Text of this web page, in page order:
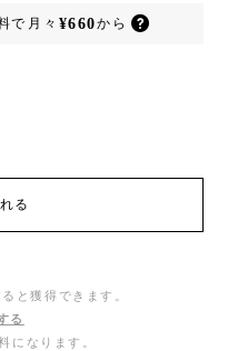
で 月々 ¥660から
る
と獲得できます。
る
になります。